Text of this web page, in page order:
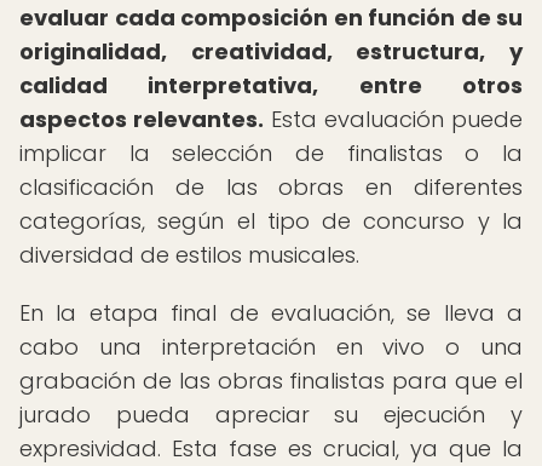
evaluar cada composición en función de su
originalidad, creatividad, estructura, y
calidad interpretativa, entre otros
aspectos relevantes. Esta evaluación puede
implicar la selección de finalistas o la
clasificación de las obras en diferentes
categorías, según el tipo de concurso y la
diversidad de estilos musicales.
En la etapa final de evaluación, se lleva a
cabo una interpretación en vivo o una
grabación de las obras finalistas para que el
jurado pueda apreciar su ejecución y
expresividad. Esta fase es crucial, ya que la